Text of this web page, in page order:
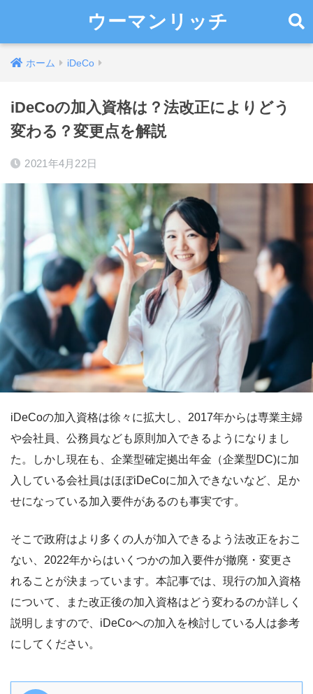
ウーマンリッチ
ホーム iDeCo
iDeCoの加入資格は？法改正によりどう
変わる？変更点を解説
2021年4月22日
iDeCoの加入資格は徐々に拡大し、2017年からは専業主婦
や会社員、公務員なども原則加入できるようになりまし
た。しかし現在も、企業型確定拠出年金（企業型DC)に加
入している会社員はほぼiDeCoに加入できないなど、足か
せになっている加入要件があるのも事実です。
そこで政府はより多くの人が加入できるよう法改正をおこ
ない、2022年からはいくつかの加入要件が撤廃・変更さ
れることが決まっています。本記事では、現行の加入資格
について、また改正後の加入資格はどう変わるのか詳しく
説明しますので、iDeCoへの加入を検討している人は参考
にしてください。